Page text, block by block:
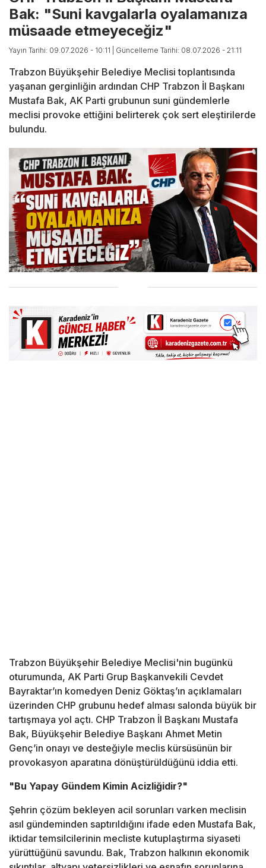
Bak: "Suni kavgalarla oyalamanıza
müsaade etmeyeceğiz"
Yayın Tarihi: 09.07.2026 - 10:11 | Güncelleme Tarihi: 08.07.2026 - 21:11
Trabzon Büyükşehir Belediye Meclisi toplantısında
yaşanan gerginliğin ardından CHP Trabzon İl Başkanı
Mustafa Bak, AK Parti grubunun suni gündemlerle
meclisi provoke ettiğini belirterek çok sert eleştirilerde
bulundu.
Trabzon Büyükşehir Belediye Meclisi'nin bugünkü
oturumunda, AK Parti Grup Başkanvekili Cevdet
Bayraktar’ın komedyen Deniz Göktaş’ın açıklamaları
üzerinden CHP grubunu hedef alması salonda büyük bir
tartışmaya yol açtı. CHP Trabzon İl Başkanı Mustafa
Bak, Büyükşehir Belediye Başkanı Ahmet Metin
Genç’in onayı ve desteğiyle meclis kürsüsünün bir
provokasyon aparatına dönüştürüldüğünü iddia etti.
"Bu Yapay Gündem Kimin Acizliğidir?"
Şehrin çözüm bekleyen acil sorunları varken meclisin
asıl gündeminden saptırıldığını ifade eden Mustafa Bak,
iktidar temsilcilerinin mecliste kutuplaştırma siyaseti
yürüttüğünü savundu. Bak, Trabzon halkının ekonomik